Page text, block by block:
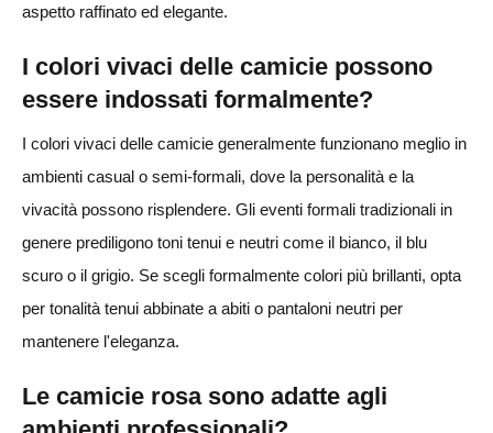
aspetto raffinato ed elegante.
I colori vivaci delle camicie possono
essere indossati formalmente?
I colori vivaci delle camicie generalmente funzionano meglio in
ambienti casual o semi-formali, dove la personalità e la
vivacità possono risplendere. Gli eventi formali tradizionali in
genere prediligono toni tenui e neutri come il bianco, il blu
scuro o il grigio. Se scegli formalmente colori più brillanti, opta
per tonalità tenui abbinate a abiti o pantaloni neutri per
mantenere l'eleganza.
Le camicie rosa sono adatte agli